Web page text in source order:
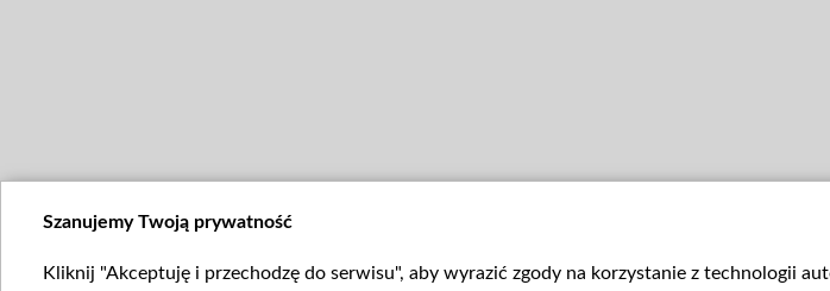
Szanujemy Twoją prywatność
Kliknij "Akceptuję i przechodzę do serwisu", aby wyrazić zgody na korzystanie z technologii